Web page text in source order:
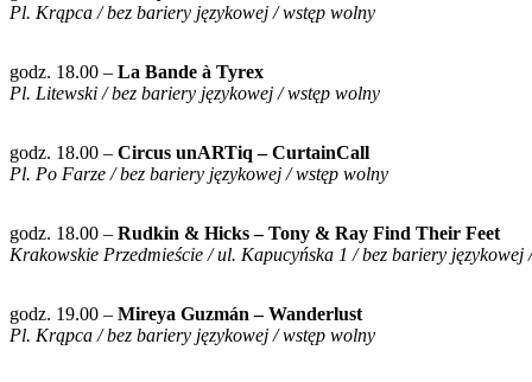
Pl. Krąpca / bez bariery językowej / wstęp wolny
godz. 18.00 – La Bande à Tyrex
Pl. Litewski / bez bariery językowej / wstęp wolny
godz. 18.00 – Circus unARTiq – CurtainCall
Pl. Po Farze / bez bariery językowej / wstęp wolny
godz. 18.00 – Rudkin & Hicks – Tony & Ray Find Their Feet
Krakowskie Przedmieście / ul. Kapucyńska 1 / bez bariery językowej
godz. 19.00 – Mireya Guzmán – Wanderlust
Pl. Krąpca / bez bariery językowej / wstęp wolny